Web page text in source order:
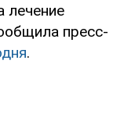
лечение
пресс-
.